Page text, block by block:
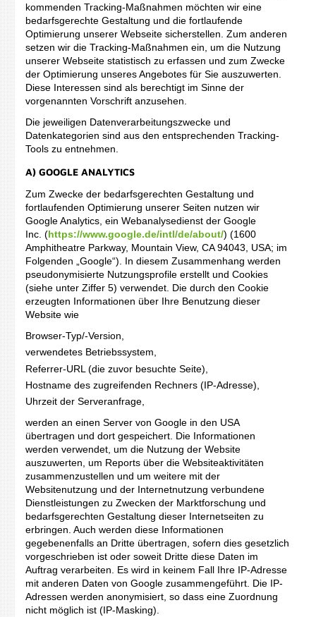
kommenden Tracking-Maßnahmen möchten wir eine
bedarfsgerechte Gestaltung und die fortlaufende
Optimierung unserer Webseite sicherstellen. Zum anderen
setzen wir die Tracking-Maßnahmen ein, um die Nutzung
unserer Webseite statistisch zu erfassen und zum Zwecke
der Optimierung unseres Angebotes für Sie auszuwerten.
Diese Interessen sind als berechtigt im Sinne der
vorgenannten Vorschrift anzusehen.
Die jeweiligen Datenverarbeitungszwecke und
Datenkategorien sind aus den entsprechenden Tracking-
Tools zu entnehmen.
A) GOOGLE ANALYTICS
Zum Zwecke der bedarfsgerechten Gestaltung und
fortlaufenden Optimierung unserer Seiten nutzen wir
Google Analytics, ein Webanalysedienst der Google
Inc. (https://www.google.de/intl/de/about/) (1600
Amphitheatre Parkway, Mountain View, CA 94043, USA; im
Folgenden „Google“). In diesem Zusammenhang werden
pseudonymisierte Nutzungsprofile erstellt und Cookies
(siehe unter Ziffer 5) verwendet. Die durch den Cookie
erzeugten Informationen über Ihre Benutzung dieser
Website wie
Browser-Typ/-Version,
verwendetes Betriebssystem,
Referrer-URL (die zuvor besuchte Seite),
Hostname des zugreifenden Rechners (IP-Adresse),
Uhrzeit der Serveranfrage,
werden an einen Server von Google in den USA
übertragen und dort gespeichert. Die Informationen
werden verwendet, um die Nutzung der Website
auszuwerten, um Reports über die Websiteaktivitäten
zusammenzustellen und um weitere mit der
Websitenutzung und der Internetnutzung verbundene
Dienstleistungen zu Zwecken der Marktforschung und
bedarfsgerechten Gestaltung dieser Internetseiten zu
erbringen. Auch werden diese Informationen
gegebenenfalls an Dritte übertragen, sofern dies gesetzlich
vorgeschrieben ist oder soweit Dritte diese Daten im
Auftrag verarbeiten. Es wird in keinem Fall Ihre IP-Adresse
mit anderen Daten von Google zusammengeführt. Die IP-
Adressen werden anonymisiert, so dass eine Zuordnung
nicht möglich ist (IP-Masking).